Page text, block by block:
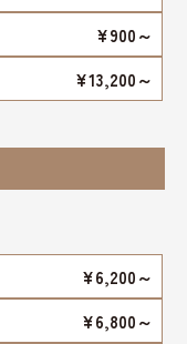
¥900～
¥13,200～
¥6,200～
¥6,800～